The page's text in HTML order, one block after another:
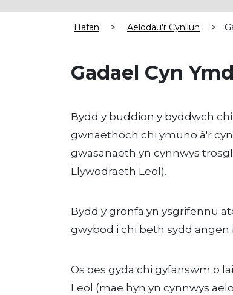
Hafan > Aelodau'r Cynllun >
Gadael Cyn
Bydd y buddion y byddwch
gwnaethoch chi ymuno â'r
gwasanaeth yn cynnwys
Llywodraeth Leol).
Bydd y gronfa yn ysgrifennu
gwybod i chi beth sydd angen
Os oes gyda chi gyfanswm o
Leol (mae hyn yn cynnwys